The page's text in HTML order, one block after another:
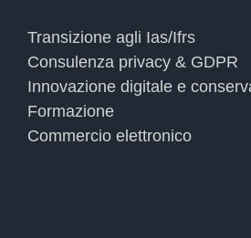
Transizione agli Ias/Ifrs
Consulenza privacy & GDPR
Innovazione digitale e
Formazione
Commercio elettronico